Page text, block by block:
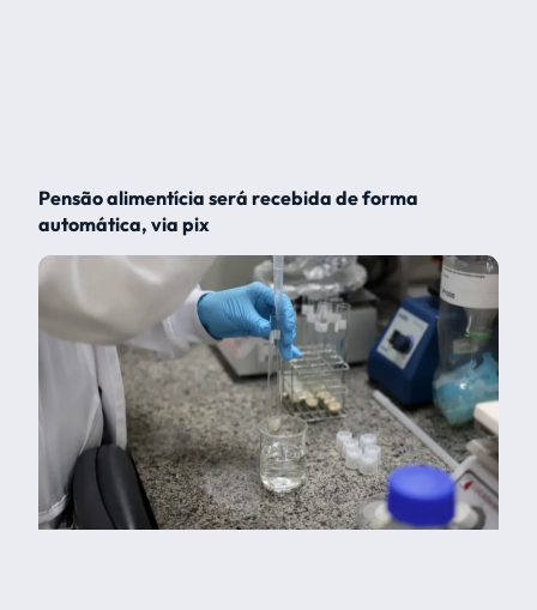
Pensão alimentícia será recebida de forma
automática, via pix